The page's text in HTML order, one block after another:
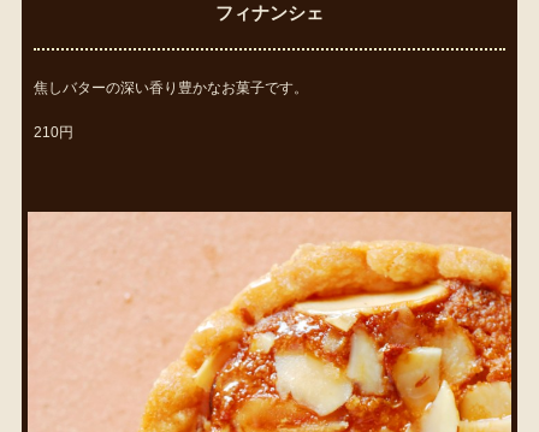
フィナンシェ
焦しバターの深い香り豊かなお菓子です。
210円